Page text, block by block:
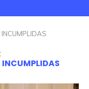
INCUMPLIDAS